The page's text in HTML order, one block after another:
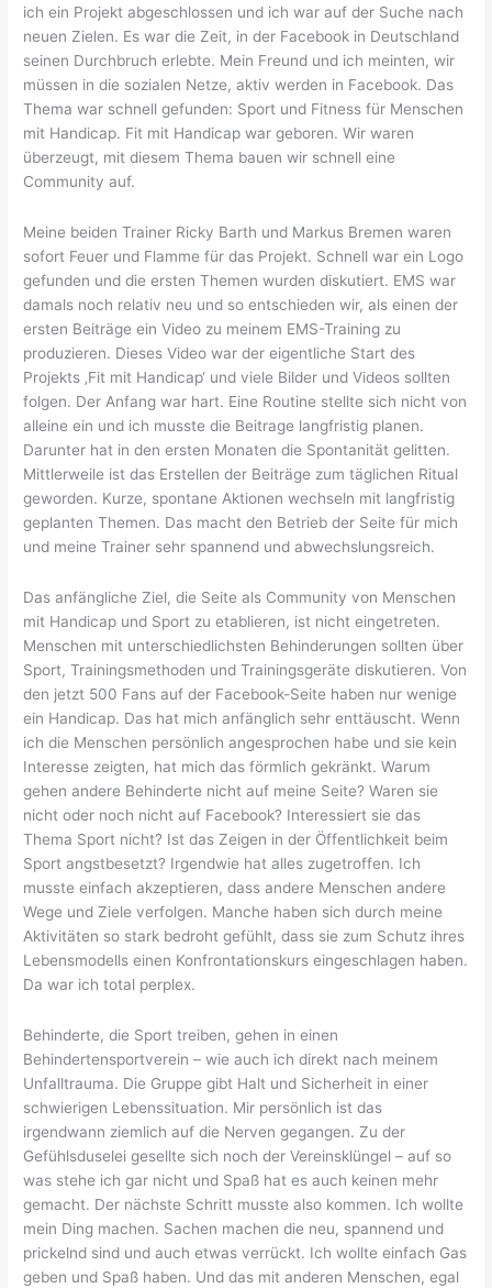
ich ein Projekt abgeschlossen und ich war auf der Suche nach
neuen Zielen. Es war die Zeit, in der Facebook in Deutschland
seinen Durchbruch erlebte. Mein Freund und ich meinten, wir
müssen in die sozialen Netze, aktiv werden in Facebook. Das
Thema war schnell gefunden: Sport und Fitness für Menschen
mit Handicap. Fit mit Handicap war geboren. Wir waren
überzeugt, mit diesem Thema bauen wir schnell eine
Community auf.
Meine beiden Trainer Ricky Barth und Markus Bremen waren
sofort Feuer und Flamme für das Projekt. Schnell war ein Logo
gefunden und die ersten Themen wurden diskutiert. EMS war
damals noch relativ neu und so entschieden wir, als einen der
ersten Beiträge ein Video zu meinem EMS-Training zu
produzieren. Dieses Video war der eigentliche Start des
Projekts ‚Fit mit Handicap‘ und viele Bilder und Videos sollten
folgen. Der Anfang war hart. Eine Routine stellte sich nicht von
alleine ein und ich musste die Beitrage langfristig planen.
Darunter hat in den ersten Monaten die Spontanität gelitten.
Mittlerweile ist das Erstellen der Beiträge zum täglichen Ritual
geworden. Kurze, spontane Aktionen wechseln mit langfristig
geplanten Themen. Das macht den Betrieb der Seite für mich
und meine Trainer sehr spannend und abwechslungsreich.
Das anfängliche Ziel, die Seite als Community von Menschen
mit Handicap und Sport zu etablieren, ist nicht eingetreten.
Menschen mit unterschiedlichsten Behinderungen sollten über
Sport, Trainingsmethoden und Trainingsgeräte diskutieren. Von
den jetzt 500 Fans auf der Facebook-Seite haben nur wenige
ein Handicap. Das hat mich anfänglich sehr enttäuscht. Wenn
ich die Menschen persönlich angesprochen habe und sie kein
Interesse zeigten, hat mich das förmlich gekränkt. Warum
gehen andere Behinderte nicht auf meine Seite? Waren sie
nicht oder noch nicht auf Facebook? Interessiert sie das
Thema Sport nicht? Ist das Zeigen in der Öffentlichkeit beim
Sport angstbesetzt? Irgendwie hat alles zugetroffen. Ich
musste einfach akzeptieren, dass andere Menschen andere
Wege und Ziele verfolgen. Manche haben sich durch meine
Aktivitäten so stark bedroht gefühlt, dass sie zum Schutz ihres
Lebensmodells einen Konfrontationskurs eingeschlagen haben.
Da war ich total perplex.
Behinderte, die Sport treiben, gehen in einen
Behindertensportverein – wie auch ich direkt nach meinem
Unfalltrauma. Die Gruppe gibt Halt und Sicherheit in einer
schwierigen Lebenssituation. Mir persönlich ist das
irgendwann ziemlich auf die Nerven gegangen. Zu der
Gefühlsduselei gesellte sich noch der Vereinsklüngel – auf so
was stehe ich gar nicht und Spaß hat es auch keinen mehr
gemacht. Der nächste Schritt musste also kommen. Ich wollte
mein Ding machen. Sachen machen die neu, spannend und
prickelnd sind und auch etwas verrückt. Ich wollte einfach Gas
geben und Spaß haben. Und das mit anderen Menschen, egal